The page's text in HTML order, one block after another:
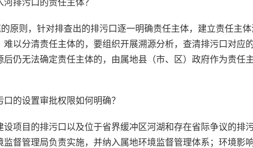
排污口的责任主体？
原则，针对排查出的排污口逐一明确责任主体，建立责任主
以分清责任主体的，要组织开展溯源分析，查清排污口对应
仍无法确定责任主体的，由属地县（市、区）政府作为责任
的设置审批权限如何明确？
项目的排污口以及位于省界缓冲区河湖和存在省际争议的排
督管理局负责实施，并纳入属地环境监督管理体系；环境影